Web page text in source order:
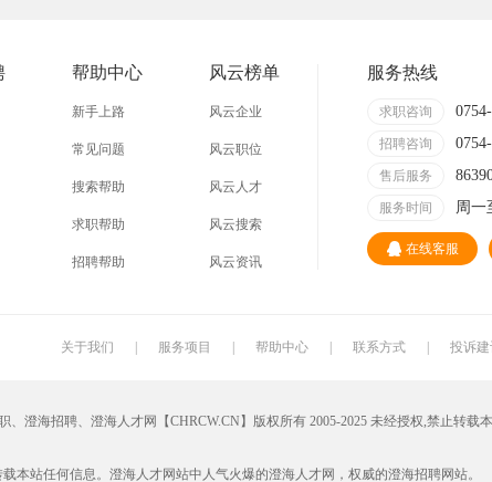
帮助中心
新手上路
常见问题
搜索帮助
求职帮助
招聘帮助
风云榜单
风云企业
风云职位
风云人才
风云搜索
风云资讯
服务热线
求职咨询
招聘咨询
售后服务
服务时间 周一
在线客服
关于我们 服务项目 帮助中心 联系方式 投诉建
澄海招聘、澄海人才网【CHRCW.CN】版权所有 2005-2025 未经授权,禁止转载
本站任何信息。澄海人才网站中人气火爆的澄海人才网，权威的澄海招聘网站。